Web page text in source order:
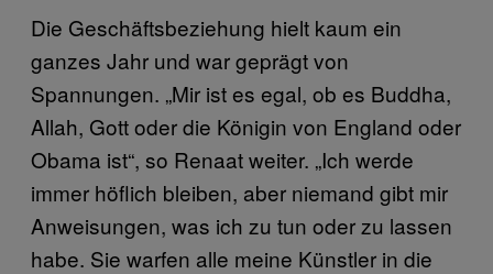
Die Geschäftsbeziehung hielt kaum ein
ganzes Jahr und war geprägt von
Spannungen. „Mir ist es egal, ob es Buddha,
Allah, Gott oder die Königin von England oder
Obama ist“, so Renaat weiter. „Ich werde
immer höflich bleiben, aber niemand gibt mir
Anweisungen, was ich zu tun oder zu lassen
habe. Sie warfen alle meine Künstler in die